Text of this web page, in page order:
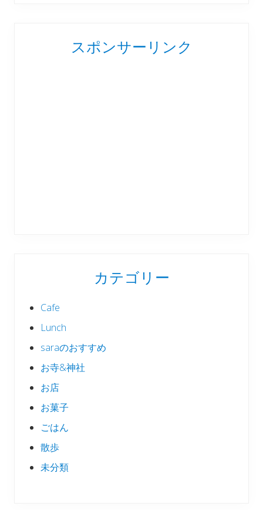
スポンサーリンク
カテゴリー
Cafe
Lunch
saraのおすすめ
お寺&神社
お店
お菓子
ごはん
散歩
未分類